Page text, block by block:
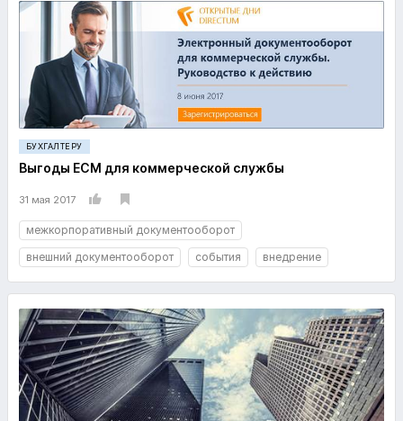
БУХГАЛТЕРУ
Выгоды ECM для коммерческой службы
31 мая 2017
межкорпоративный документооборот
внешний документооборот
события внедрение